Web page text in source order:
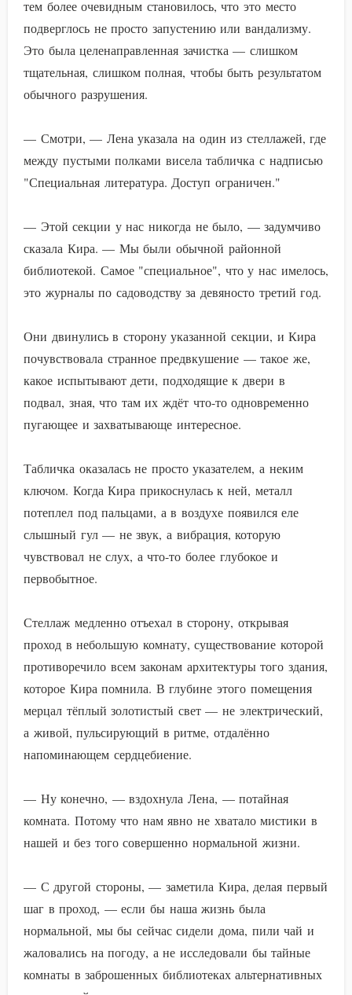
тем более очевидным становилось, что это место
подверглось не просто запустению или вандализму.
Это была целенаправленная зачистка — слишком
тщательная, слишком полная, чтобы быть результатом
обычного разрушения.
— Смотри, — Лена указала на один из стеллажей, где
между пустыми полками висела табличка с надписью
"Специальная литература. Доступ ограничен."
— Этой секции у нас никогда не было, — задумчиво
сказала Кира. — Мы были обычной районной
библиотекой. Самое "специальное", что у нас имелось,
это журналы по садоводству за девяносто третий год.
Они двинулись в сторону указанной секции, и Кира
почувствовала странное предвкушение — такое же,
какое испытывают дети, подходящие к двери в
подвал, зная, что там их ждёт что-то одновременно
пугающее и захватывающе интересное.
Табличка оказалась не просто указателем, а неким
ключом. Когда Кира прикоснулась к ней, металл
потеплел под пальцами, а в воздухе появился еле
слышный гул — не звук, а вибрация, которую
чувствовал не слух, а что-то более глубокое и
первобытное.
Стеллаж медленно отъехал в сторону, открывая
проход в небольшую комнату, существование которой
противоречило всем законам архитектуры того здания,
которое Кира помнила. В глубине этого помещения
мерцал тёплый золотистый свет — не электрический,
а живой, пульсирующий в ритме, отдалённо
напоминающем сердцебиение.
— Ну конечно, — вздохнула Лена, — потайная
комната. Потому что нам явно не хватало мистики в
нашей и без того совершенно нормальной жизни.
— С другой стороны, — заметила Кира, делая первый
шаг в проход, — если бы наша жизнь была
нормальной, мы бы сейчас сидели дома, пили чай и
жаловались на погоду, а не исследовали бы тайные
комнаты в заброшенных библиотеках альтернативных